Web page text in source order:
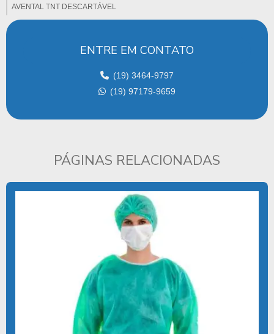
AVENTAL TNT DESCARTÁVEL
CAMPO CIRURGICO ABSORVENTE
CAMPO CIRÚRGICO DESCARTÁVEL
CAMPO CIRÚRGICO ESTÉRIL
CAMPOS DESCARTÁVEIS
CAPOTE CIRURGICO DESCARTAVEL
CAPOTE DESCARTÁVEL ESTÉRIL
CAPOTE HOSPITALAR DESCARTAVEL
COMPRAR KIT CIRÚRGICO DESCARTÁVEL
COMPRAR LENÇOL DESCARTAVEL TNT
COMPRAR TOUCA DESCARTÁVEL 100 UNIDADES
ENTRE EM CONTATO
(19) 3464-9797
(19) 97179-9659
PÁGINAS RELACIONADAS